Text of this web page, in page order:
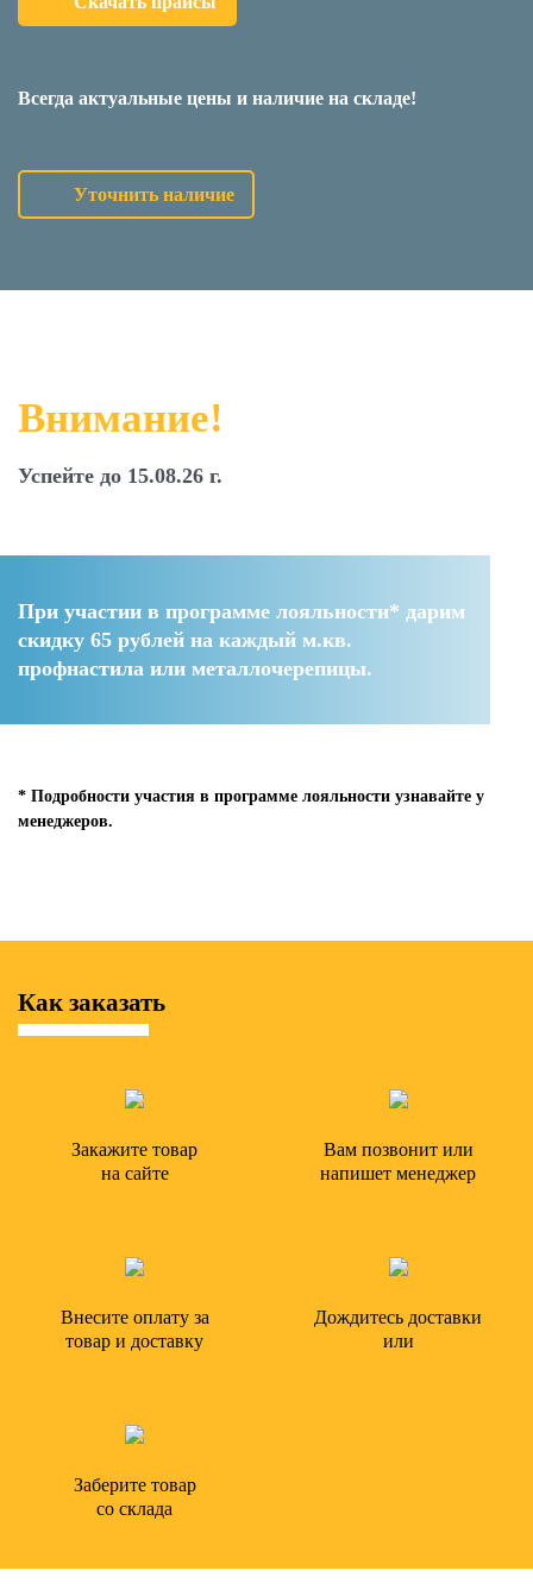
Всегда актуальные цены и наличие на складе!
Уточнить наличие
Внимание!
Успейте до 15.08.26 г.
При участии в программе лояльности* дарим
скидку 65 рублей на каждый м.кв.
профнастила или металлочерепицы.
* Подробности участия в программе лояльности узнавайте у
менеджеров.
Как заказать
Закажите товар
на сайте
Вам позвонит или
напишет менеджер
Внесите оплату за
товар и доставку
Дождитесь доставки
или
Заберите товар
со склада